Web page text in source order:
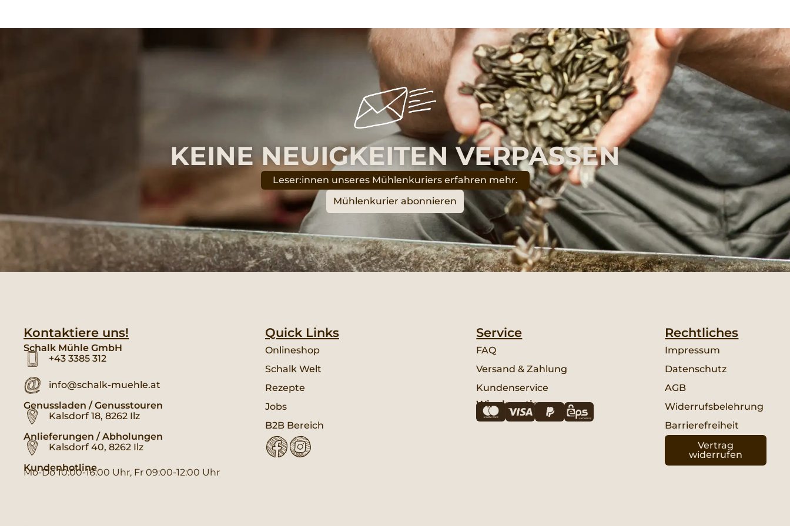
KEINE NEUIGKEITEN VERPASSEN
Leser:innen unseres Mühlenkuriers erfahren mehr.
Mühlenkurier abonnieren
Kontaktiere uns!
Schalk Mühle GmbH
+43 3385 312
info@schalk-muehle.at
Genussladen / Genusstouren
Kalsdorf 18, 8262 Ilz
Anlieferungen / Abholungen
Kalsdorf 40, 8262 Ilz
Kundenhotline
Mo-Do 10:00-16:00 Uhr, Fr 09:00-12:00 Uhr
Quick Links
Onlineshop
Schalk Welt
Rezepte
Jobs
B2B Bereich
Service
FAQ
Versand & Zahlung
Kundenservice
Wir akzeptieren:
Rechtliches
Impressum
Datenschutz
AGB
Widerrufsbelehrung
Barrierefreiheit
Vertrag
widerrufen